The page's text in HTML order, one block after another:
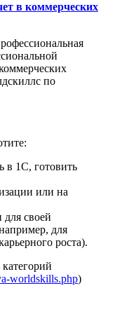
в коммерческих
по
в 1С, готовить
или на
своей
для
роста).
worldskills.php)